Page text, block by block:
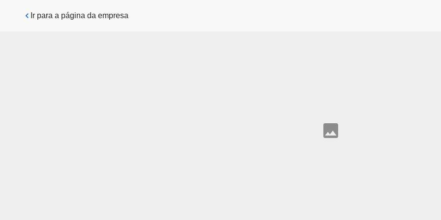
Pular para o conteúdo principal
Ir para a página da empresa